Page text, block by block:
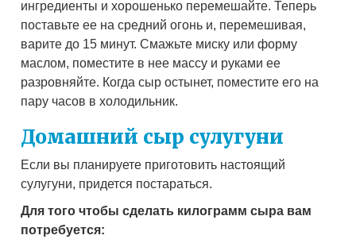
ингредиенты и хорошенько перемешайте. Теперь
поставьте ее на средний огонь и, перемешивая,
варите до 15 минут. Смажьте миску или форму
маслом, поместите в нее массу и руками ее
разровняйте. Когда сыр остынет, поместите его на
пару часов в холодильник.
Домашний сыр сулугуни
Если вы планируете приготовить настоящий
сулугуни, придется постараться.
Для того чтобы сделать килограмм сыра вам
потребуется: